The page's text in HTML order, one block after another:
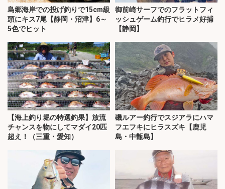
島郷海岸での投げ釣りで15cm級
頭にキス7尾【静岡・沼津】6～
5色でヒット
御前崎サーフでのフラットフィ
ッシュゲーム釣行でヒラメ好捕
【静岡】
【海上釣り堀の特選釣果】放流
チャンスを物にしてマダイ20匹
超え！（三重・愛知）
磯ルアー釣行でスジアラにハマ
フエフキにヒラスズキ【鹿児
島・中甑島】